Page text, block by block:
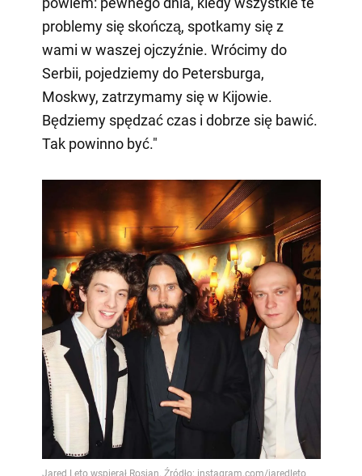
problemy się skończą, spotkamy się z
wami w waszej ojczyźnie. Wrócimy do
Serbii, pojedziemy do Petersburga,
Moskwy, zatrzymamy się w Kijowie.
Będziemy spędzać czas i dobrze się bawić.
Tak powinno być."